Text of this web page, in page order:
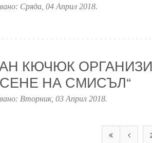
Сряда, 04 Април 2018.
КЮЧЮК
НА СМИСЪЛ“
Вторник, 03 Април 2018.